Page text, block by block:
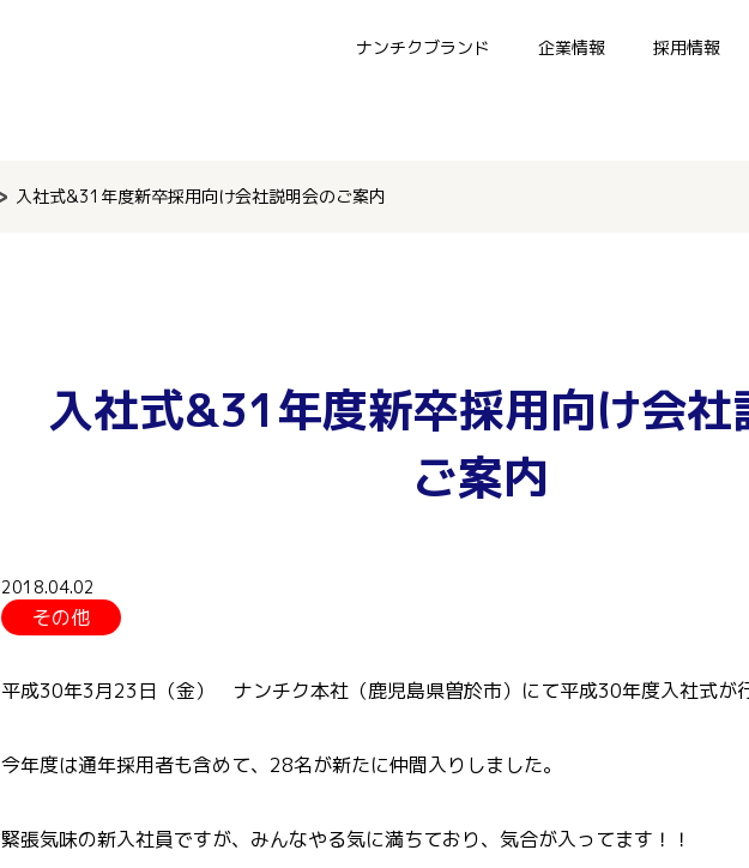
ナンチクブランド 企業情報 採用情報
入社式&31年度新卒採用向け会社説明会のご案内
入社式&31年度新卒採用向け会社
ご案内
2018.04.02
その他
平成30年3月23日（金） ナンチク本社（鹿児島県曽於市）にて平成30年度入社式が
今年度は通年採用者も含めて、28名が新たに仲間入りしました。
緊張気味の新入社員ですが、みんなやる気に満ちており、気合が入ってます！！